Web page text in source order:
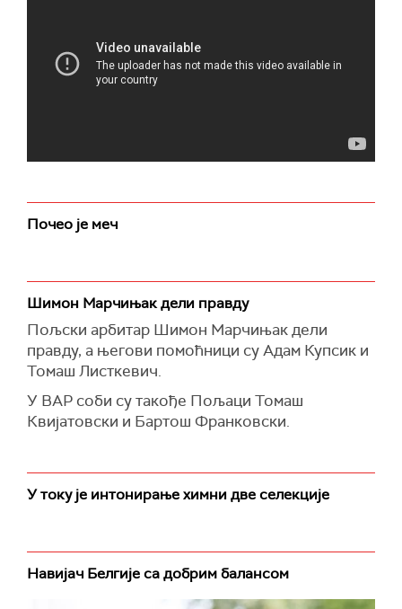
Почео је меч
Шимон Марчињак дели правду
Пољски арбитар Шимон Марчињак дели
правду, а његови помоћници су Адам Купсик и
Томаш Листкевич.
У ВАР соби су такође Пољаци Томаш
Квијатовски и Бартош Франковски.
У току је интонирање химни две селекције
Навијач Белгије са добрим балансом